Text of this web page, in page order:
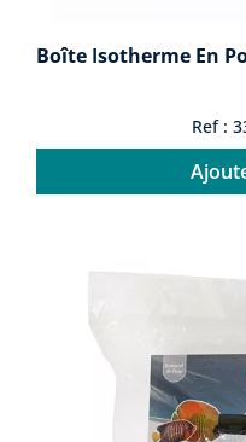
Boîte Isotherme En
Ref :